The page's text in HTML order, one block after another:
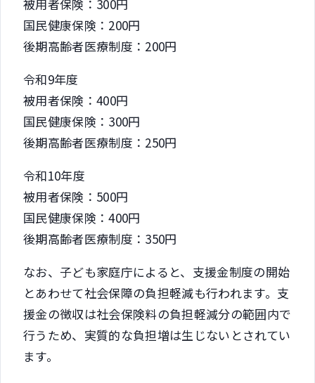
被用者保険：300円
国民健康保険：200円
後期高齢者医療制度：200円
令和9年度
被用者保険：400円
国民健康保険：300円
後期高齢者医療制度：250円
令和10年度
被用者保険：500円
国民健康保険：400円
後期高齢者医療制度：350円
なお、子ども家庭庁によると、支援金制度の開始
とあわせて社会保障の負担軽減も行われます。支
援金の徴収は社会保険料の負担軽減分の範囲内で
行うため、実質的な負担増は生じないとされてい
ます。